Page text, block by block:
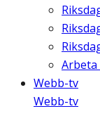
Arbeta
Webb-tv
Webb-tv